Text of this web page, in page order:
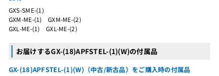
GXS-SME-(1)
GXM-ME-(1) GXM-ME-(2)
GXL-ME-(1) GXL-ME-(2)
お届けするGX-(18)APFSTEL-(1)(W)の付属品
GX-(18)APFSTEL-(1)(W)（中古/新古品）をご購入時の付属品